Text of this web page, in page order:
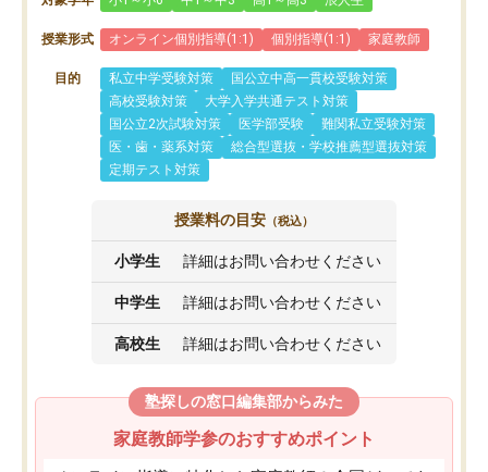
授業形式 オンライン個別指導(1:1) 個別指導(1:1) 家庭教師
目的 私立中学受験対策
国公立中高一貫校受験対策
高校受験対策
大学入学共通テスト対策
国公立2次試験対策
医学部受験
難関私立受験対策
医・歯・薬系対策
総合型選抜・学校推薦型選抜対策
定期テスト対策
授業料の目安 （税込）
小学生 詳細はお問い合わせください
中学生 詳細はお問い合わせください
高校生 詳細はお問い合わせください
塾探しの窓口編集部からみた
家庭教師学参のおすすめポイント